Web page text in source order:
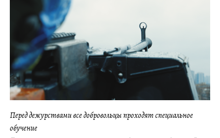
Перед дежурствами все добровольцы проходят специальное
обучение